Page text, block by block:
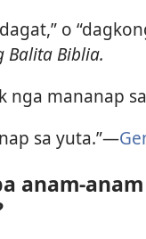
o
Balita Biblia.
nga mananap
sa yuta.”​—
anam-